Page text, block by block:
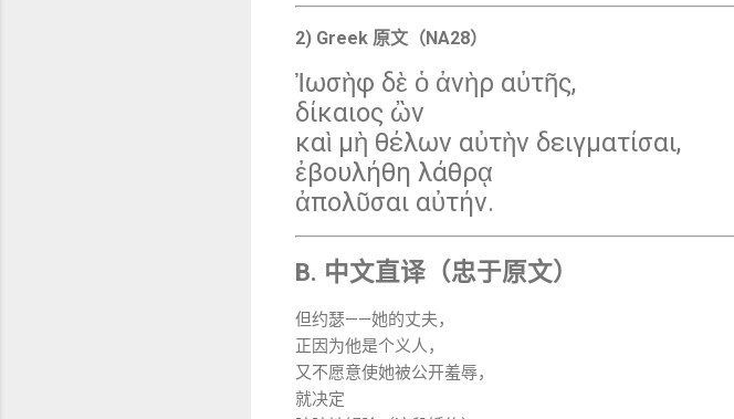
2) Greek 原文（NA28）
Ἰωσὴφ δὲ ὁ ἀνὴρ αὐτῆς,
δίκαιος ὢν
καὶ μὴ θέλων αὐτὴν δειγματίσαι,
ἐβουλήθη λάθρᾳ
ἀπολῦσαι αὐτήν.
B. 中文直译（忠于原文）
但约瑟——她的丈夫，
正因为他是个义人，
又不愿意使她被公开羞辱，
就决定